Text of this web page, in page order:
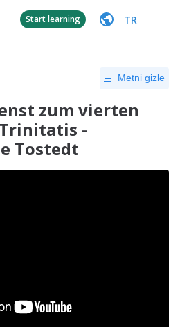
Start learning TR
Metni gizle
zum vierten
-
Tostedt